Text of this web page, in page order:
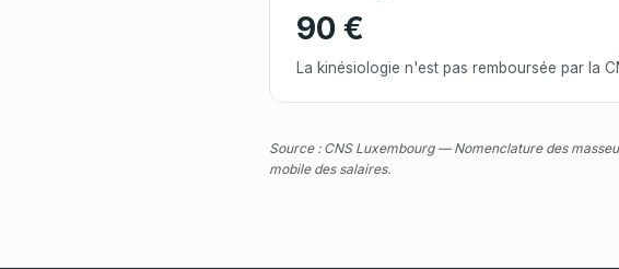
90 €
La kinésiologie n'est pas remboursée par la
Source : CNS Luxembourg — Nomenclature des
mobile des salaires.